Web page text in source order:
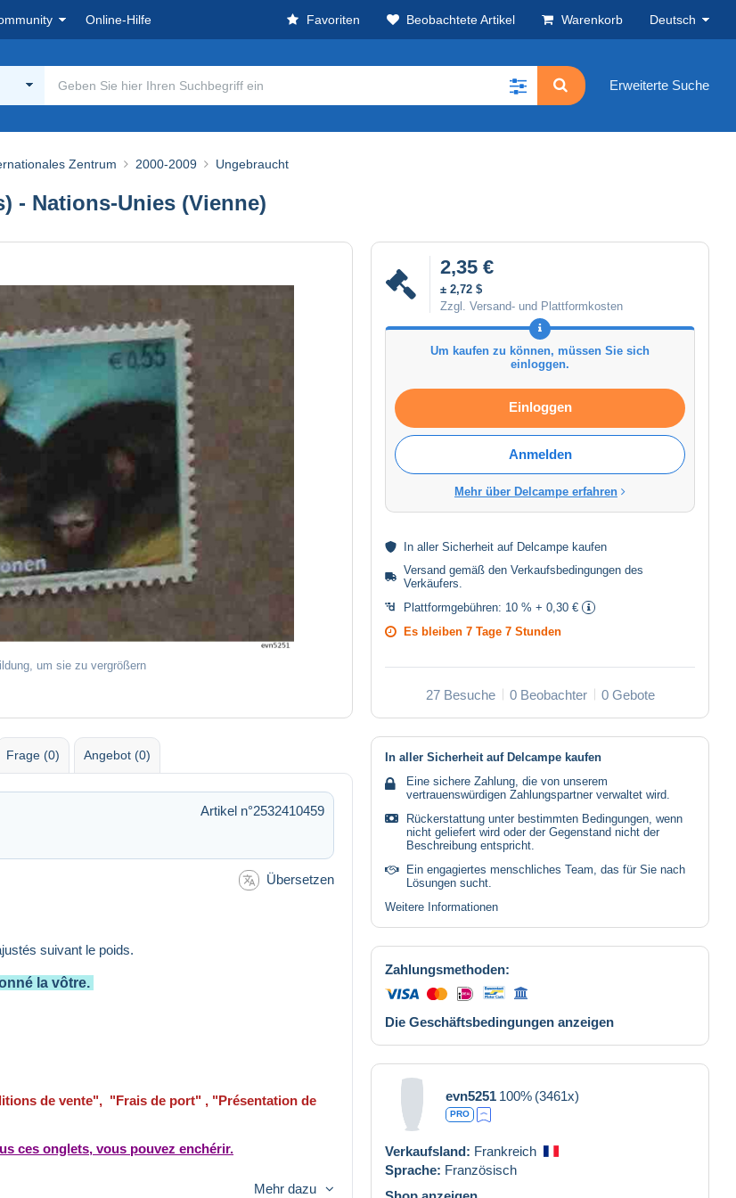
Online-Hilfe Favoriten Beobachtete Artikel Warenkorb Deutsch
Erweiterte Suche
Zentrum 2000-2009 Ungebraucht
- Nations-Unies (Vienne)
um sie zu vergrößern
2,35 €
± 2,72 $
Zzgl. Versand- und Plattformkosten
Um kaufen zu können, müssen Sie sich
einloggen.
Einloggen
Anmelden
Mehr über Delcampe erfahren
In aller Sicherheit auf Delcampe kaufen
Versand gemäß den Verkaufsbedingungen des
Verkäufers
Plattformgebühren: 10 % + 0,30 €
Es bleiben 7 Tage 7 Stunden
27 Besuche 0 Beobachter 0 Gebote
Frage (0) Angebot (0)
Artikel n°2532410459
Übersetzen
suivant le poids.
la vôtre.
de vente", "Frais de port" , "Présentation de
ces onglets, vous pouvez enchérir.
Mehr dazu
In aller Sicherheit auf Delcampe kaufen
Eine sichere Zahlung, die von unserem
vertrauenswürdigen Zahlungspartner verwaltet wird.
Rückerstattung unter bestimmten Bedingungen, wenn
nicht geliefert wird oder der Gegenstand nicht der
Beschreibung entspricht.
Ein engagiertes menschliches Team, das für Sie nach
Lösungen sucht.
Weitere Informationen
Zahlungsmethoden:
Die Geschäftsbedingungen anzeigen
evn5251 100% (3461x)
PRO
Verkaufsland: Frankreich
Sprache: Französisch